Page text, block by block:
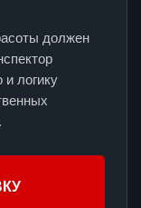
должен
и логику